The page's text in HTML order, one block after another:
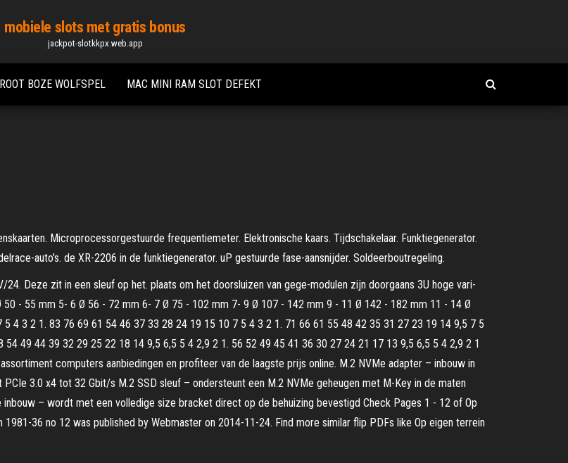
mobiele slots met gratis bonus
jackpot-slotkkpx.web.app
BOZE WOLFSPEL MAC MINI RAM SLOT DEFEKT
Microprocessorgestuurde frequentiemeter. Elektronische kaars. Tijdschakelaar. Funktiegenerator.
auto's. de XR-2206 in de funktiegenerator. uP gestuurde fase-aansnijder. Soldeerboutregeling.
Deze zit in een sleuf op het. plaats om het doorsluizen van gege-modulen zijn doorgaans 3U hoge vari-
- 55 mm 5- 6 Ø 56 - 72 mm 6- 7 Ø 75 - 102 mm 7- 9 Ø 107 - 142 mm 9 - 11 Ø 142 - 182 mm 11 - 14 Ø
4 3 2 1. 83 76 69 61 54 46 37 33 28 24 19 15 10 7 5 4 3 2 1. 71 66 61 55 48 42 35 31 27 23 19 14 9,5 7 5
49 44 39 32 29 25 22 18 14 9,5 6,5 5 4 2,9 2 1. 56 52 49 45 41 36 30 27 24 21 17 13 9,5 6,5 5 4 2,9 2 1
computers aanbiedingen en profiteer van de laagste prijs online. M.2 NVMe adapter – inbouw in
3.0 x4 tot 32 Gbit/s M.2 SSD sleuf – ondersteunt een M.2 NVMe geheugen met M-Key in de maten
– wordt met een volledige size bracket direct op de behuizing bevestigd Check Pages 1 - 12 of Op
36 no 12 was published by Webmaster on 2014-11-24. Find more similar flip PDFs like Op eigen terrein